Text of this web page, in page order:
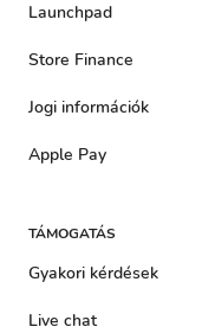
Launchpad
Store Finance
Jogi információk
Apple Pay
TÁMOGATÁS
Gyakori kérdések
Live chat